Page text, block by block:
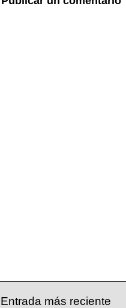
Entrada más reciente